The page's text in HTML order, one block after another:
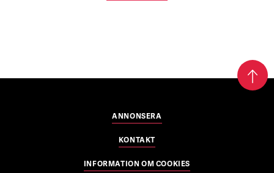
ANNONSERA
KONTAKT
INFORMATION OM COOKIES